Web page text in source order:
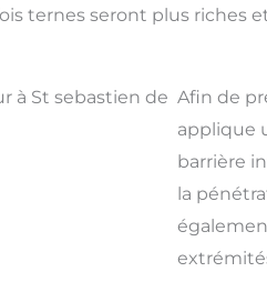
ternes seront plus riches
à St sebastien de Afin de
applique
barrière
la